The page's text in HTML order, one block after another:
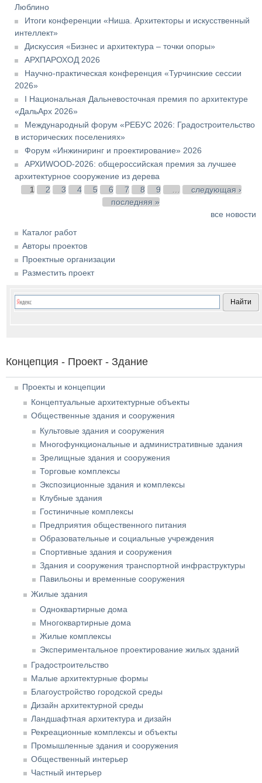
Люблино
Итоги конференции «Ниша. Архитекторы и искусственный
интеллект»
Дискуссия «Бизнес и архитектура – точки опоры»
АРХПАРОХОД 2026
Научно-практическая конференция «Турчинские сессии
2026»
I Национальная Дальневосточная премия по архитектуре
«ДальАрх 2026»
Международный форум «РЕБУС 2026: Градостроительство
в исторических поселениях»
Форум «Инжиниринг и проектирование» 2026
АРХИWOOD-2026: общероссийская премия за лучшее
архитектурное сооружение из дерева
Страницы
1 2 3 4 5 6 7 8 9
следующая ›
последняя »
все новости
Каталог работ
Авторы проектов
Проектные организации
Разместить проект
Концепция - Проект - Здание
Проекты и концепции
Концептуальные архитектурные объекты
Общественные здания и сооружения
Культовые здания и сооружения
Многофункциональные и административные здания
Зрелищные здания и сооружения
Торговые комплексы
Экспозиционные здания и комплексы
Клубные здания
Гостиничные комплексы
Предприятия общественного питания
Образовательные и социальные учреждения
Спортивные здания и сооружения
Здания и сооружения транспортной инфраструктуры
Павильоны и временные сооружения
Жилые здания
Одноквартирные дома
Многоквартирные дома
Жилые комплексы
Экспериментальное проектирование жилых зданий
Градостроительство
Малые архитектурные формы
Благоустройство городской среды
Дизайн архитектурной среды
Ландшафтная архитектура и дизайн
Рекреационные комплексы и объекты
Промышленные здания и сооружения
Общественный интерьер
Частный интерьер